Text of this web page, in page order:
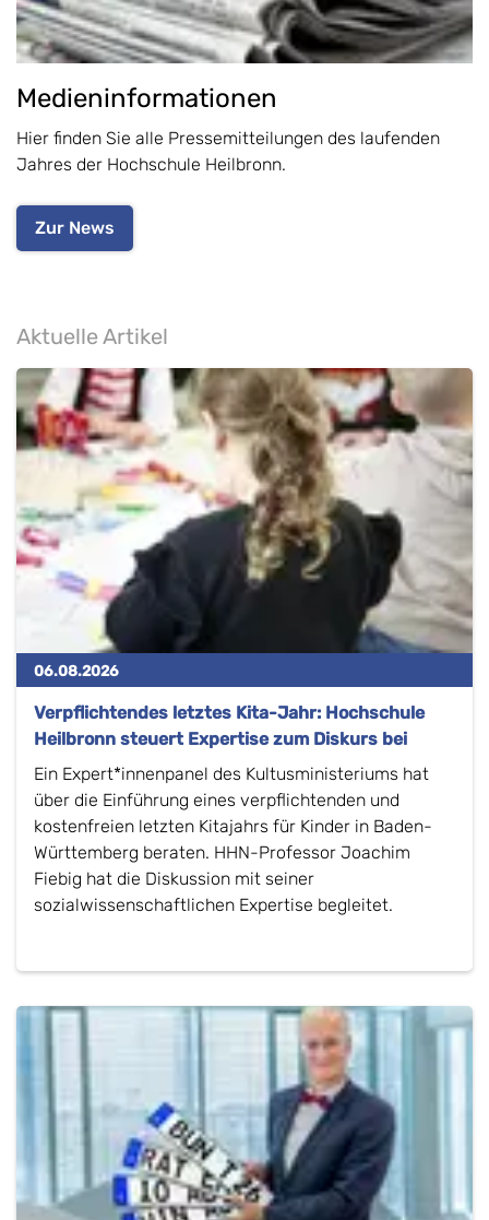
Medieninformationen
Hier finden Sie alle Pressemitteilungen des laufenden
Jahres der Hochschule Heilbronn.
Zur News
Aktuelle Artikel
06.08.2026
Verpflichtendes letztes Kita-Jahr: Hochschule
Heilbronn steuert Expertise zum Diskurs bei
Ein Expert*innenpanel des Kultusministeriums hat
über die Einführung eines verpflichtenden und
kostenfreien letzten Kitajahrs für Kinder in Baden-
Württemberg beraten. HHN-Professor Joachim
Fiebig hat die Diskussion mit seiner
sozialwissenschaftlichen Expertise begleitet.